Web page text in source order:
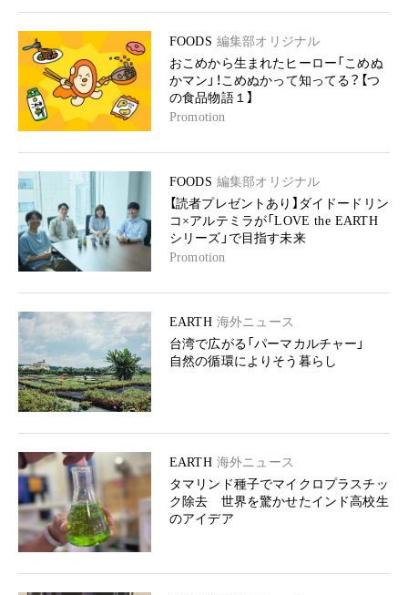
FOODS 編集部オリジナル
おこめから生まれたヒーロー「こめぬ
かマン」！こめぬかって知ってる？【つ
の食品物語１】
Promotion
FOODS 編集部オリジナル
【読者プレゼントあり】ダイドードリン
コ×アルテミラが「LOVE the EARTH
シリーズ」で目指す未来
Promotion
EARTH 海外ニュース
台湾で広がる「パーマカルチャー」
自然の循環によりそう暮らし
EARTH 海外ニュース
タマリンド種子でマイクロプラスチッ
ク除去 世界を驚かせたインド高校生
のアイデア